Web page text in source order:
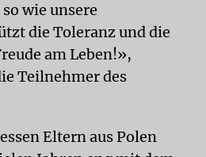
wie unsere
die Toleranz und die
am Leben!»,
Teilnehmer des
Eltern aus Polen